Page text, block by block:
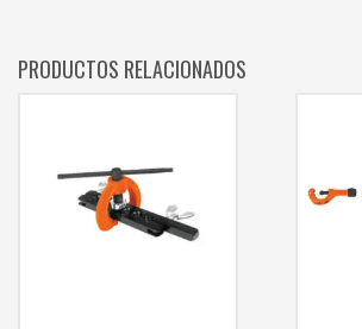
PRODUCTOS RELACIONADOS